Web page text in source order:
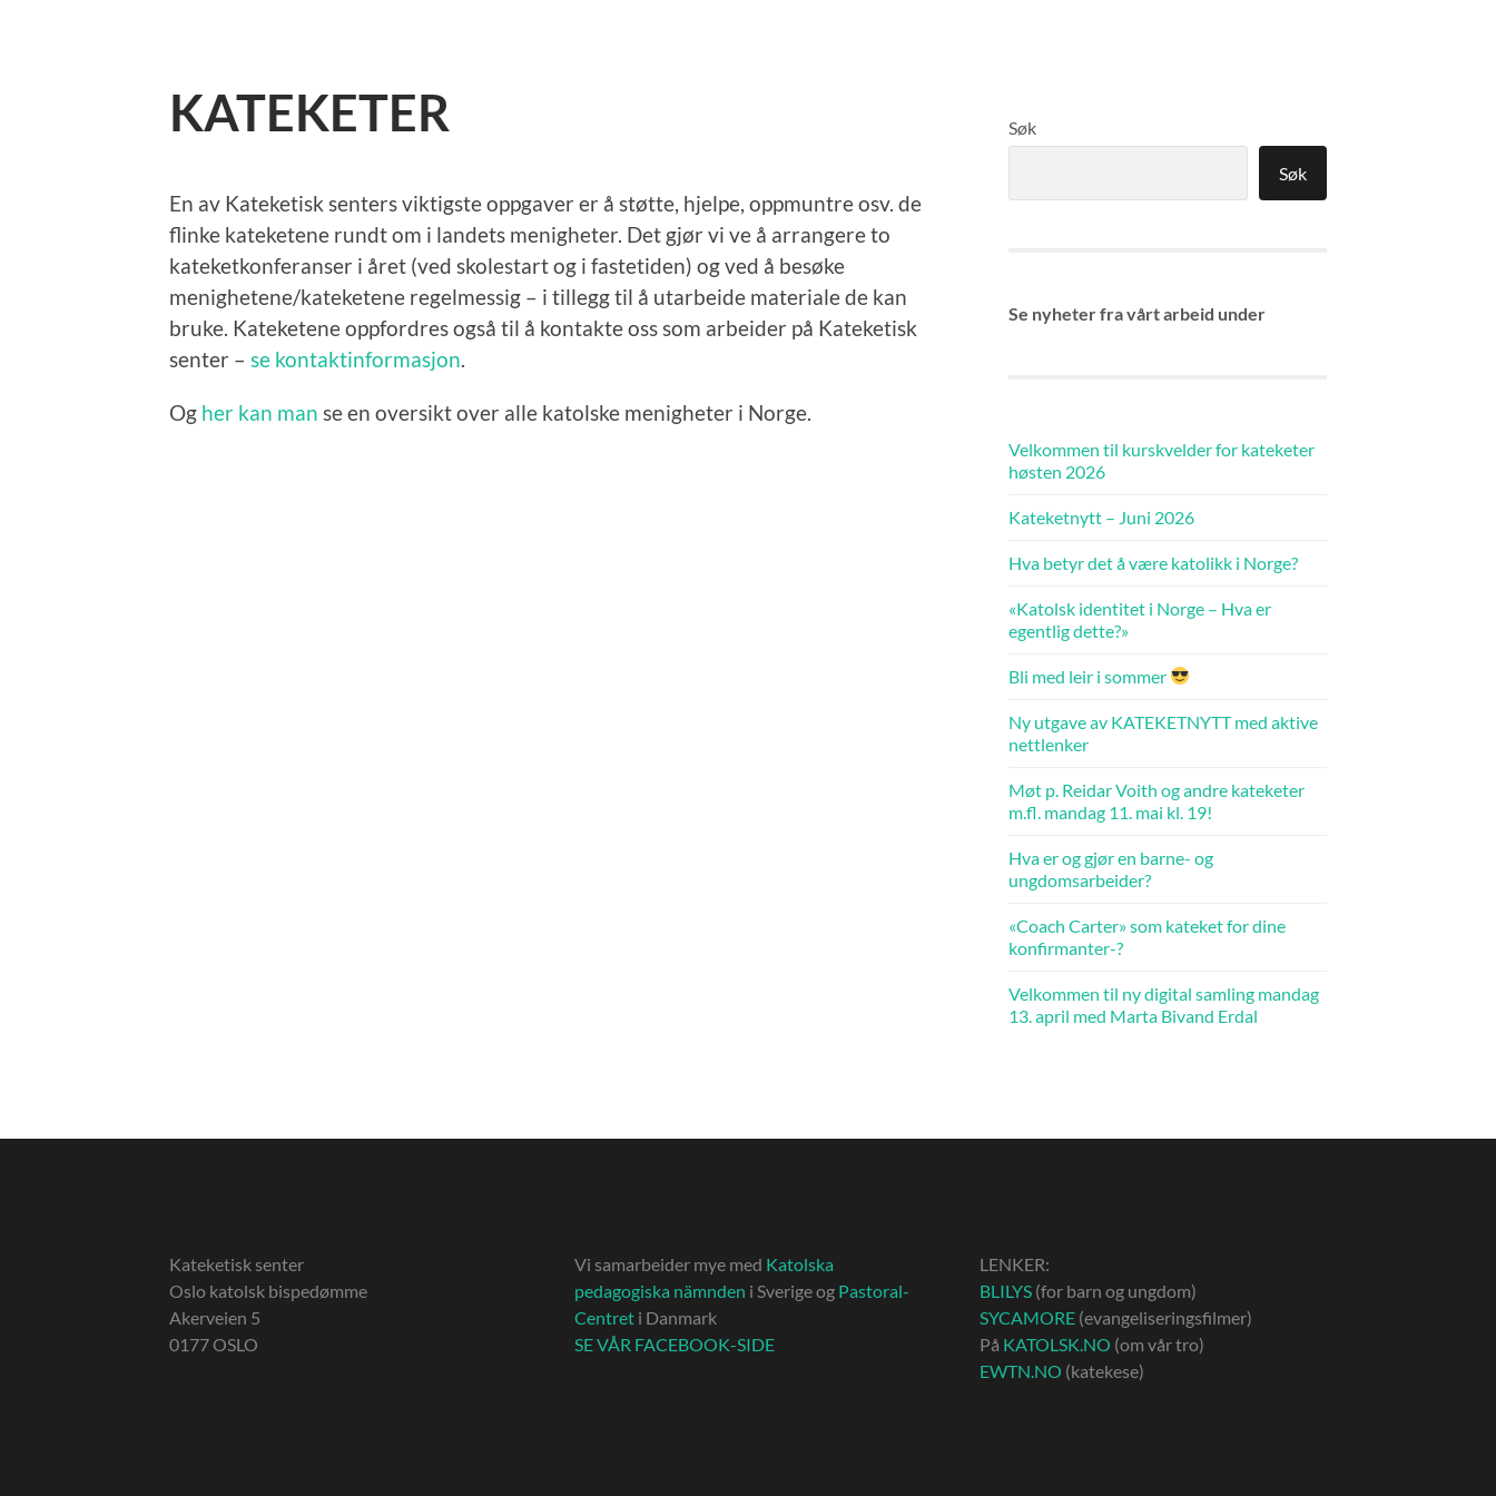
KATEKETER
En av Kateketisk senters viktigste oppgaver er å støtte, hjelpe, oppmuntre osv. de
flinke kateketene rundt om i landets menigheter. Det gjør vi ve å arrangere to
kateketkonferanser i året (ved skolestart og i fastetiden) og ved å besøke
menighetene/kateketene regelmessig – i tillegg til å utarbeide materiale de kan
bruke. Kateketene oppfordres også til å kontakte oss som arbeider på Kateketisk
senter – se kontaktinformasjon
Og her kan man se en oversikt over alle katolske menigheter i Norge.
Søk
Søk
Se nyheter fra vårt arbeid under
Velkommen til kurskvelder for kateketer
høsten 2026
Kateketnytt – Juni 2026
Hva betyr det å være katolikk i Norge?
«Katolsk identitet i Norge – Hva er
egentlig dette?»
Bli med leir i sommer
Ny utgave av KATEKETNYTT med aktive
nettlenker
Møt p. Reidar Voith og andre kateketer
m.fl. mandag 11. mai kl. 19!
Hva er og gjør en barne- og
ungdomsarbeider?
«Coach Carter» som kateket for dine
konfirmanter-?
Velkommen til ny digital samling mandag
13. april med Marta Bivand Erdal
Kateketisk senter
Oslo katolsk bispedømme
Akerveien 5
0177 OSLO
Vi samarbeider mye med Katolska
pedagogiska nämnden i Sverige og Pastoral-
Centret i Danmark
SE VÅR FACEBOOK-SIDE
LENKER:
BLILYS (for barn og ungdom)
SYCAMORE (evangeliseringsfilmer)
På KATOLSK.NO (om vår tro)
EWTN.NO (katekese)